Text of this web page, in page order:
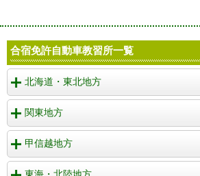
合宿免許自動車教習所一覧
北海道・東北地方
関東地方
甲信越地方